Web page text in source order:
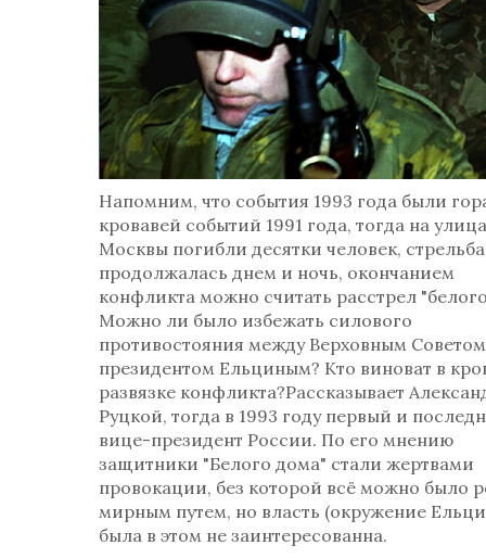
Напомним, что события 1993 года были
кровавей событий 1991 года, тогда на
Москвы погибли десятки человек, стрельба
продолжалась днем и ночь, окончанием
конфликта можно считать расстрел
Можно ли было избежать силового
противостояния между Верховным
президентом Ельциным? Кто виноват в
развязке конфликта?Рассказывает
Руцкой, тогда в 1993 году первый и
вице-президент России. По его мнению
защитники "Белого дома" стали жертвами
провокации, без которой всё можно было
мирным путем, но власть (окружение
была в этом не заинтересованна.